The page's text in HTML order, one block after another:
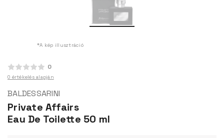
*A kép illusztráció
0
0 értékelés alapján
BALDESSARINI
Private Affairs
Eau De Toilette 50 ml